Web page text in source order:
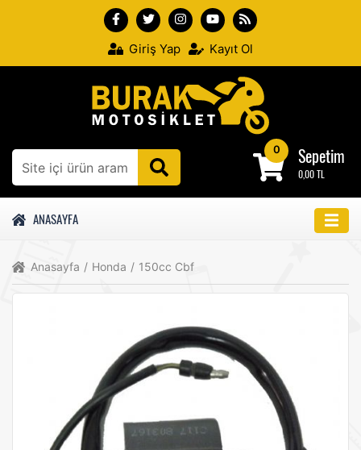
Giriş Yap Kayıt Ol
0 Sepetim
0,00 TL
ANASAYFA
Anasayfa / Honda / 150cc Cbf